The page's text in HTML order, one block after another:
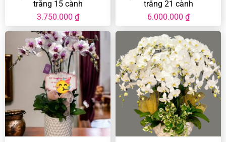
trắng 15 cành
3.750.000 ₫
trắng 21 cành
6.000.000 ₫